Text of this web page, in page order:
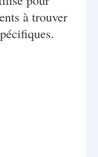
à trouver